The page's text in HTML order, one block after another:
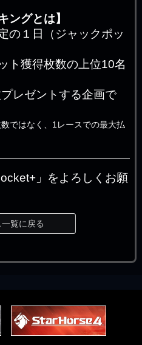
ングとは】
の１日（ジャックポッ
ト獲得枚数の上位10名
レゼントする企画で
はなく、1レースでの最大払
」をよろしくお願
覧に戻る